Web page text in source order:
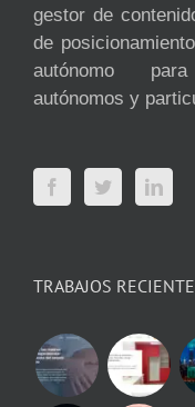
gestor de
de
autónomo
autónomos y
TRABAJOS